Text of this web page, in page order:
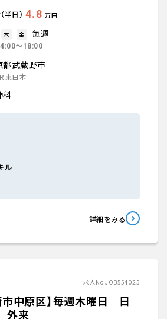
半日） 4.8 万円
木 金 毎週
〜18:00
都武蔵野市
東日本
科
ル
詳細をみる
求人No.JOB554025
市中原区】毎週木曜日 日
来